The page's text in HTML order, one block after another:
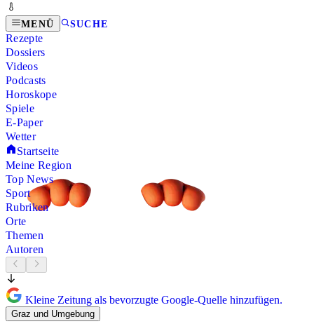
MENÜ SUCHE
Rezepte
Dossiers
Videos
Podcasts
Horoskope
Spiele
E-Paper
Wetter
Startseite
Meine Region
Top News
Sport
Rubriken
Orte
Themen
Autoren
Kleine Zeitung als bevorzugte Google-Quelle hinzufügen.
Graz und Umgebung